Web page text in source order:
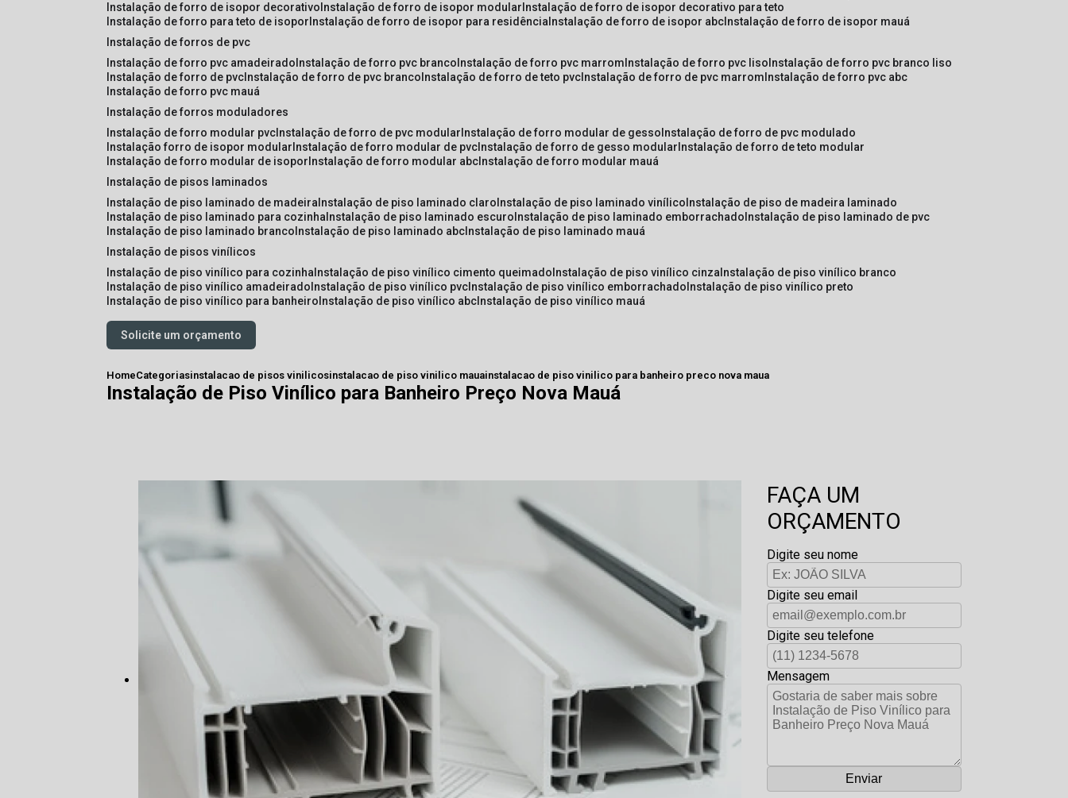
instalação de forro de isopor decorativo instalação de forro de isopor modular instalação de forro de isopor decorativo para teto
instalação de forro para teto de isopor instalação de forro de isopor para residência instalação de forro de isopor abc instalação de forro de isopor mauá
instalação de forros de pvc
instalação de forro pvc amadeirado instalação de forro pvc branco instalação de forro pvc marrom instalação de forro pvc liso instalação de forro pvc branco liso
instalação de forro de pvc instalação de forro de pvc branco instalação de forro de teto pvc instalação de forro de pvc marrom instalação de forro pvc abc
instalação de forro pvc mauá
instalação de forros moduladores
instalação de forro modular pvc instalação de forro de pvc modular instalação de forro modular de gesso instalação de forro de pvc modulado
instalação forro de isopor modular instalação de forro modular de pvc instalação de forro de gesso modular instalação de forro de teto modular
instalação de forro modular de isopor instalação de forro modular abc instalação de forro modular mauá
instalação de pisos laminados
instalação de piso laminado de madeira instalação de piso laminado claro instalação de piso laminado vinílico instalação de piso de madeira laminado
instalação de piso laminado para cozinha instalação de piso laminado escuro instalação de piso laminado emborrachado instalação de piso laminado de pvc
instalação de piso laminado branco instalação de piso laminado abc instalação de piso laminado mauá
instalação de pisos vinílicos
instalação de piso vinílico para cozinha instalação de piso vinílico cimento queimado instalação de piso vinílico cinza instalação de piso vinílico branco
instalação de piso vinílico amadeirado instalação de piso vinílico pvc instalação de piso vinílico emborrachado instalação de piso vinílico preto
instalação de piso vinílico para banheiro instalação de piso vinílico abc instalação de piso vinílico mauá
Solicite um orçamento
HomeCategoriasinstalacao de pisos vinilicosinstalacao de piso vinilico mauainstalacao de piso vinilico para banheiro preco nova maua
Instalação de Piso Vinílico para Banheiro Preço Nova Mauá
FAÇA UM
ORÇAMENTO
Digite seu nome
Digite seu email
Digite seu telefone
Mensagem